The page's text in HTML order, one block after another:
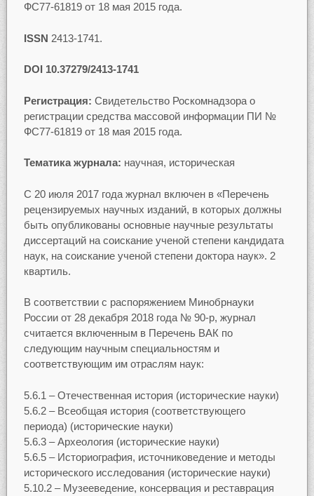
ФС77-61819 от 18 мая 2015 года.
ISSN 2413-1741.
DOI 10.37279/2413-1741
Регистрация: Свидетельство Роскомнадзора о
регистрации средства массовой информации ПИ №
ФС77-61819 от 18 мая 2015 года.
Тематика журнала: научная, историческая
С 20 июля 2017 года журнал включен в «Перечень
рецензируемых научных изданий, в которых должны
быть опубликованы основные научные результаты
диссертаций на соискание ученой степени кандидата
наук, на соискание ученой степени доктора наук». 2
квартиль.
В соответствии с распоряжением Минобрнауки
России от 28 декабря 2018 года № 90-р, журнал
считается включенным в Перечень ВАК по
следующим научным специальностям и
соответствующим им отраслям наук:
5.6.1 – Отечественная история (исторические науки)
5.6.2 – Всеобщая история (соответствующего
периода) (исторические науки)
5.6.3 – Археология (исторические науки)
5.6.5 – Историография, источниковедение и методы
исторического исследования (исторические науки)
5.10.2 – Музееведение, консервация и реставрация